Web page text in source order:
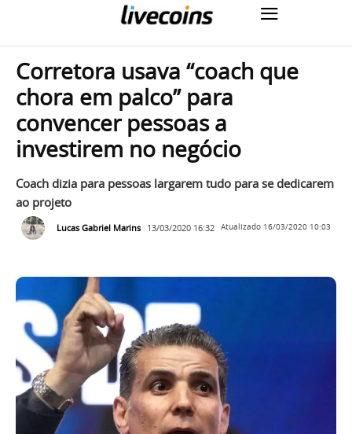
Corretora usava “coach que
chora em palco” para
convencer pessoas a
investirem no negócio
Coach dizia para pessoas largarem tudo para se dedicarem
ao projeto
Lucas Gabriel Marins 13/03/2020 16:32 Atualizado 16/03/2020 10:03